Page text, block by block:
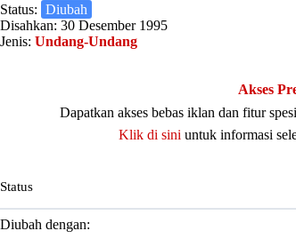
Status: Diubah
Disahkan: 30 Desember 1995
Jenis: Undang-Undang
Akses
Dapatkan akses bebas iklan dan fitur
Klik di sini untuk informasi
Status
Diubah dengan: